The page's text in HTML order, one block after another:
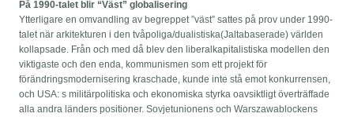
På 1990-talet blir “Väst” globalisering
Ytterligare en omvandling av begreppet ”väst” sattes på prov under 1990-
talet när arkitekturen i den tvåpoliga/dualistiska(Jaltabaserade) världen
kollapsade. Från och med då blev den liberalkapitalistiska modellen den
viktigaste och den enda, kommunismen som ett projekt för
förändringsmodernisering kraschade, kunde inte stå emot konkurrensen,
och USA: s militärpolitiska och ekonomiska styrka oavsiktligt överträffade
alla andra länders positioner. Sovjetunionens och Warszawablockens